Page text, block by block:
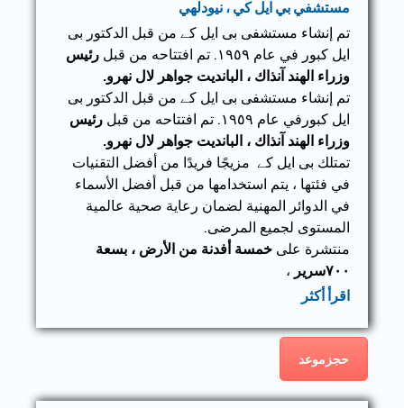
مستشفي بي ايل كي ، نيودلهي
تم إنشاء مستشفى بی ایل کے من قبل الدكتور بی
ایل کبور في عام ١٩٥٩. تم افتتاحه من قبل
رئيس
وزراء الهند آنذاك ، البانديت جواهر لال نهرو.
تم إنشاء مستشفى بی ایل کے من قبل الدكتور بی
ایل کبورفي عام ١٩٥٩. تم افتتاحه من قبل
رئيس
وزراء الهند آنذاك ، البانديت جواهر لال نهرو.
تمتلك بی ایل کے مزيجًا فريدًا من أفضل التقنيات
في فئتها ، يتم استخدامها من قبل أفضل الأسماء
في الدوائر المهنية لضمان رعاية صحية عالمية
المستوى لجميع المرضى.
منتشرة على خمسة أفدنة من الأرض ، بسعة
٧٠٠سرير
،
اقرأ أكثر
حجزموعد